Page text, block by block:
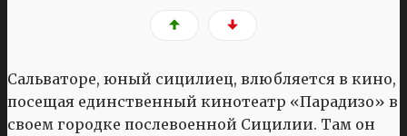
Сальваторе, юный сицилиец, влюбляется в кино,
посещая единственный кинотеатр «Парадизо» в
своем городке послевоенной Сицилии. Там он